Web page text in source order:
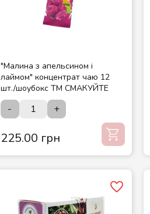
"Малина з апельсином і
лаймом" концентрат чаю 12
шт./шоубокс ТМ СМАКУЙТЕ
- +
225.00 грн